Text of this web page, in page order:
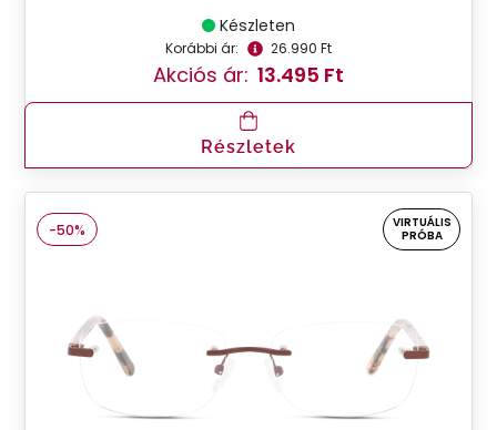
Készleten
Korábbi ár: 26.990 Ft
Akciós ár: 13.495 Ft
Részletek
-50%
VIRTUÁLIS
PRÓBA